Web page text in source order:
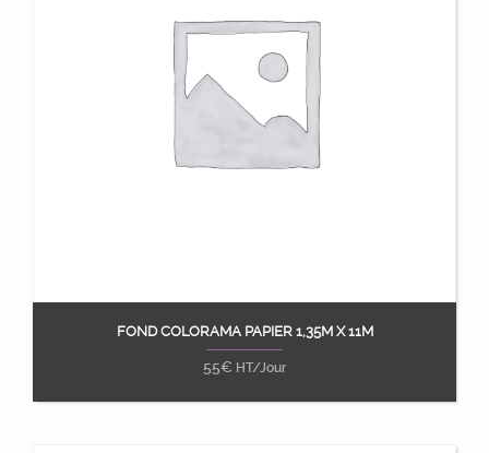
Ajouter au panier
FOND COLORAMA PAPIER 1,35M X 11M
55€ HT/Jour